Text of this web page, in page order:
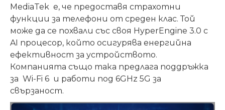
MediaTek е, че предоставя страхотни
функции за телефони от среден клас. Той
може да се похвали със своя HyperEngine 3.0 с
AI процесор, който осигурява енергийна
ефективност за устройството.
Компанията също така предлага поддръжка
за Wi-Fi 6 и работи под 6GHz 5G за
свързаност.